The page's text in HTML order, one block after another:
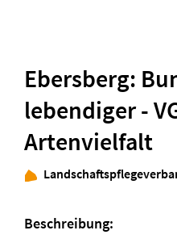
Projektsteckbrief
Ebersberg:
lebendiger -
Artenvielfalt
Beschreibung: